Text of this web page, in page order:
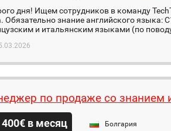
дня! Ищем сотрудников в команду
Обязательно знание английского
и итальянским языками (по
по продаже со знанием
400€ в месяц Болгария